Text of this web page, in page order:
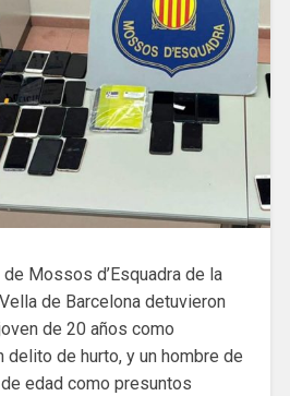
Mossos d’Esquadra de la
de Barcelona detuvieron
de 20 años como
delito de hurto, y un hombre de
edad como presuntos